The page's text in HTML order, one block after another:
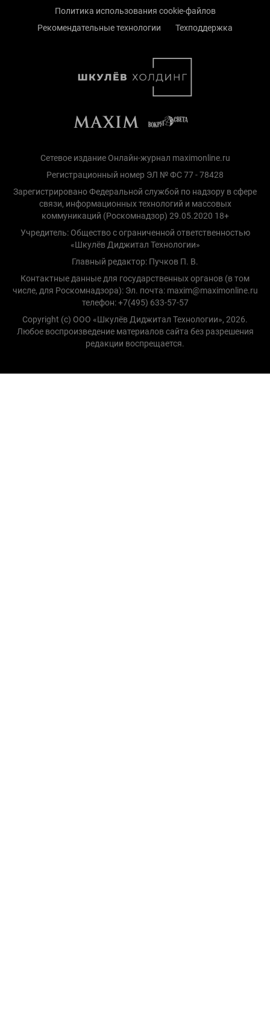
Политика использования cookie-файлов
Рекомендательные технологии
Техподдержка
Сетевое издание Онлайн-журнал maximonline.ru
Регистрационный номер ЭЛ № ФС 77 - 78428
Зарегистрировано Федеральной службой по надзору в сфере
связи, информационных технологий и массовых
коммуникаций (Роскомнадзор) 29.05.2020 18+
Учредитель: Общество с ограниченной ответственностью
«Шкулёв Диджитал Технологии»
Главный редактор: Пучков П. В.
Контактные данные для государственных органов (в том
числе, для Роскомнадзора): Эл. почта: maxim@maximonline.ru
телефон: +7(495) 633-57-57
Copyright (с) ООО «Шкулёв Диджитал Технологии», 2026.
Любое воспроизведение материалов сайта без разрешения
редакции воспрещается.